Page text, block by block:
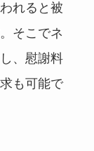
れると被
そこでネ
、慰謝料
も可能で